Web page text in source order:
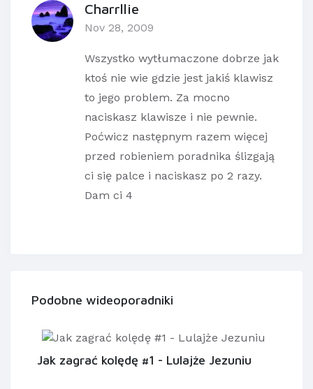
Charrllie
Nov 28, 2009
Wszystko wytłumaczone dobrze jak
ktoś nie wie gdzie jest jakiś klawisz
to jego problem. Za mocno
naciskasz klawisze i nie pewnie.
Poćwicz następnym razem więcej
przed robieniem poradnika ślizgają
ci się palce i naciskasz po 2 razy.
Dam ci 4
Podobne wideoporadniki
Jak zagrać kolędę #1 - Lulajże Jezuniu